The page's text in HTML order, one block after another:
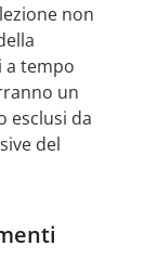
non
a tempo
un
esclusi da
del